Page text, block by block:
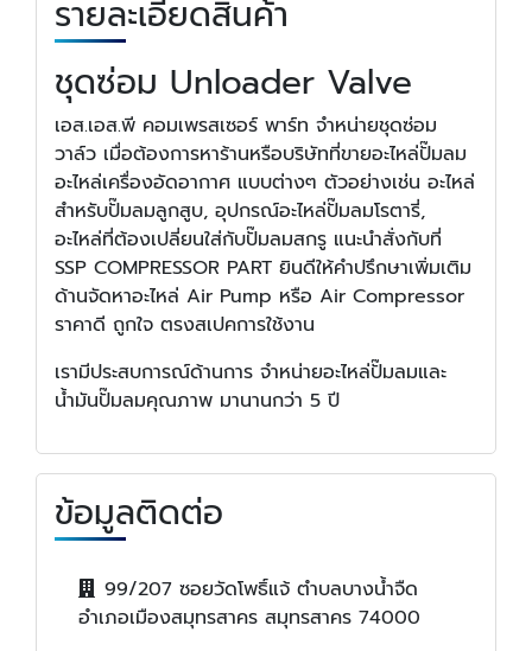
รายละเอียดสินค้า
ชุดซ่อม Unloader Valve
เอส.เอส.พี คอมเพรสเซอร์ พาร์ท จำหน่ายชุดซ่อม
วาล์ว เมื่อต้องการหาร้านหรือบริษัทที่ขายอะไหล่ปั๊มลม
อะไหล่เครื่องอัดอากาศ แบบต่างๆ ตัวอย่างเช่น อะไหล่
สำหรับปั๊มลมลูกสูบ, อุปกรณ์อะไหล่ปั๊มลมโรตารี่,
อะไหล่ที่ต้องเปลี่ยนใส่กับปั๊มลมสกรู แนะนำสั่งกับที่
SSP COMPRESSOR PART ยินดีให้คำปรึกษาเพิ่มเติม
ด้านจัดหาอะไหล่ Air Pump หรือ Air Compressor
ราคาดี ถูกใจ ตรงสเปคการใช้งาน
เรามีประสบการณ์ด้านการ จำหน่ายอะไหล่ปั๊มลมและ
น้ำมันปั๊มลมคุณภาพ มานานกว่า 5 ปี
ข้อมูลติดต่อ
99/207 ซอยวัดโพธิ์แจ้ ตำบลบางน้ำจืด
อำเภอเมืองสมุทรสาคร สมุทรสาคร 74000